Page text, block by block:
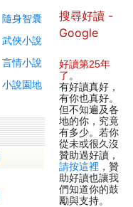
隨身智囊
武俠小說
言情小說
小說園地
搜尋好讀 -
Google
好讀第25年
了 。
有好讀真好，
有你也真好。
但不知遍及各
地的你，究竟
有多少。若你
從未或很久沒
贊助過好讀，
請按這裡 ，贊
助好讀也讓我
們知道你的鼓
勵與支持。